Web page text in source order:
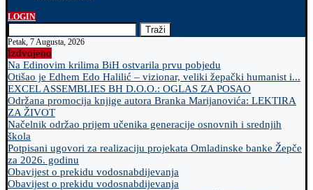
LOGIN
Traži
Petak, 7 Augusta, 2026
Izdvojeno
Na Edinovim krilima BiH ostvarila prvu pobjedu
Otišao je Edhem Edo Halilić – vizionar, veliki žepački humanist i...
EXCEL ASSEMBLIES BH D.O.O.: OGLAS ZA POSAO
Održana promocija knjige autora Branka Marijanovića: LEKTIRA
ZA ŽIVOT
Načelnik održao prijem učenika generacije osnovnih i srednjih
škola
Potpisani ugovori za realizaciju projekata Omladinske banke Žepče
za 2026. godinu
Obavijest o prekidu vodosnabdijevanja
Obavijest o prekidu vodosnabdijevanja